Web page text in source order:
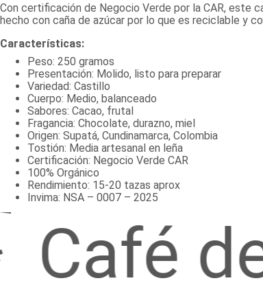
Con certificación de Negocio Verde por la CAR, este
hecho con caña de azúcar por lo que es reciclable y
Características:
Peso: 250 gramos
Presentación: Molido, listo para preparar
Variedad: Castillo
Cuerpo: Medio, balanceado
Sabores: Cacao, frutal
Fragancia: Chocolate, durazno, miel
Origen: Supatá, Cundinamarca, Colombia
Tostión: Media artesanal en leña
Certificación: Negocio Verde CAR
100% Orgánico
Rendimiento: 15-20 tazas aprox
Invima: NSA – 0007 – 2025
de